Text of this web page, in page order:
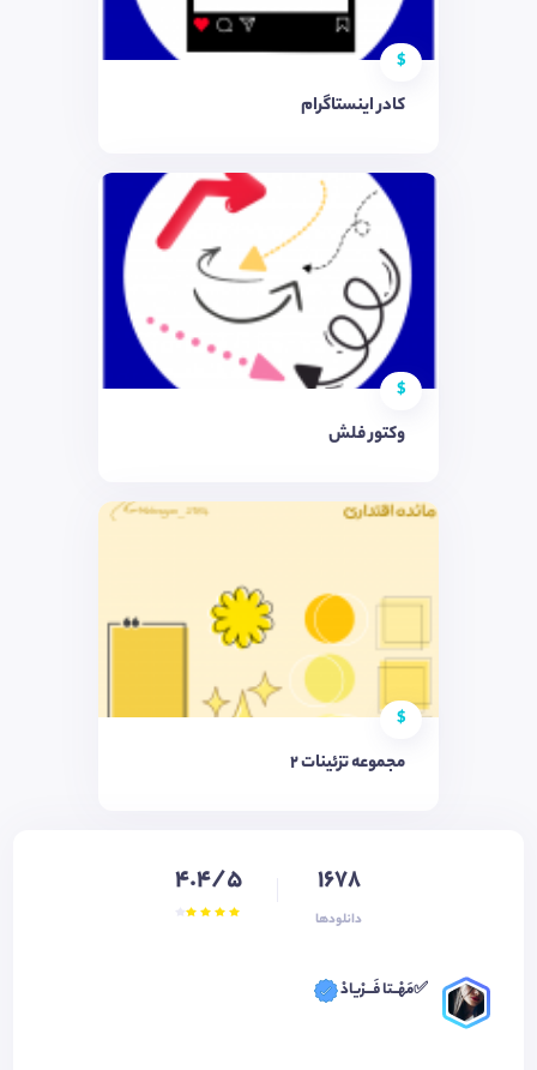
$
کادر اینستاگرام
$
وکتور فلش
$
مجموعه تزئینات ۲
1678
دانلودها
4.4/5
✅مَهْــتا فَـــرْیادْ